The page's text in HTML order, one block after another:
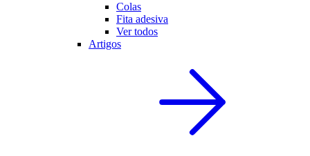
Colas
Fita adesiva
Ver todos
Artigos